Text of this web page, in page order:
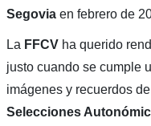
Segoviaen febrero de
La FFCVha querido
justo cuando se cumple
imágenes y recuerdos
Selecciones